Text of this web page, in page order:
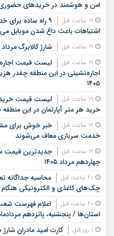
قیمت انواع آهن
قیمت انواع لوله فلزی
چند؟
اخبار جدید
16 ساعت قبل
پرداخت بدون
امن و هوشمند در خریدهای
19 ساعت قبل
۹ راه ساده
اشتباهات باعث داغ شدن موبایل
19 ساعت قبل شارژ کالابرگ